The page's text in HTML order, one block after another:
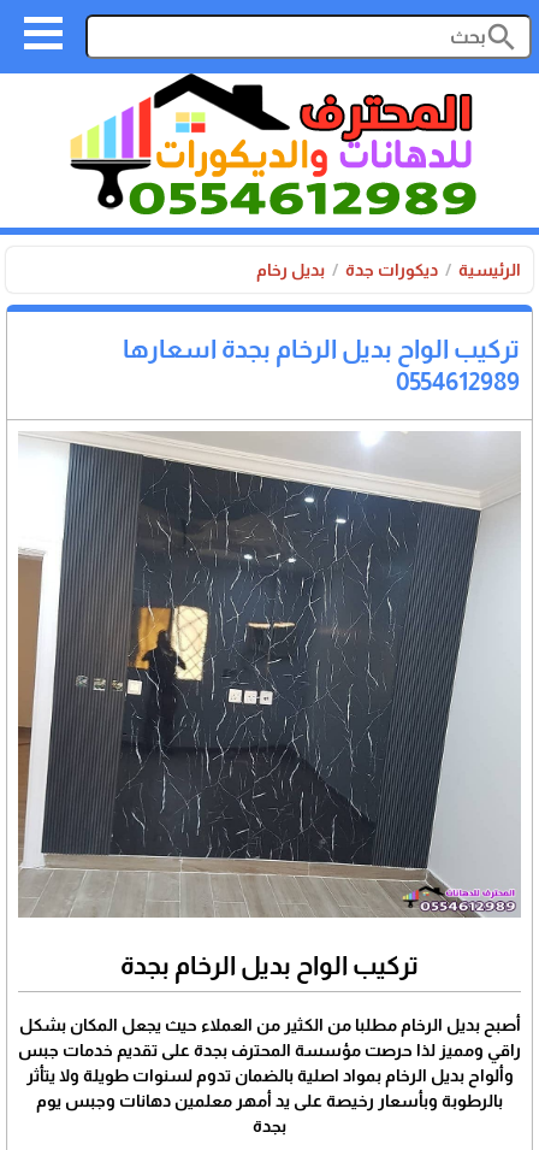
search
الرئيسية ديكورات جدة بديل رخام
تركيب الواح بديل الرخام بجدة اسعارها
0554612989
تركيب الواح بديل الرخام بجدة
أصبح بديل الرخام مطلبا من الكثير من العملاء حيث يجعل المكان بشكل
راقي ومميز لذا حرصت مؤسسة المحترف بجدة على تقديم خدمات جبس
وألواح بديل الرخام بمواد اصلية بالضمان تدوم لسنوات طويلة ولا يتأثر
بالرطوبة وبأسعار رخيصة على يد أمهر معلمين دهانات وجبس يوم
بجدة